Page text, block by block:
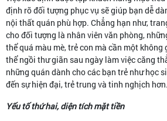
định rõ đối tượng phục vụ sẽ giúp bạn dễ
nội thất quán phù hợp. Chẳng hạn như,
cho đối tượng là nhân viên văn phòng,
thể quá màu mè, trẻ con mà cần một
thể ngồi thư giãn sau ngày làm việc căng
những quán dành cho các bạn trẻ như học
đến sự hiện đại, trẻ trung và tinh nghịch hơn.
Yếu tố thứ hai, diện tích mặt tiền